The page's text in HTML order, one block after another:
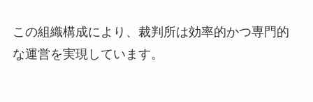
この組織構成により、裁判所は効率的かつ専門的
な運営を実現しています。